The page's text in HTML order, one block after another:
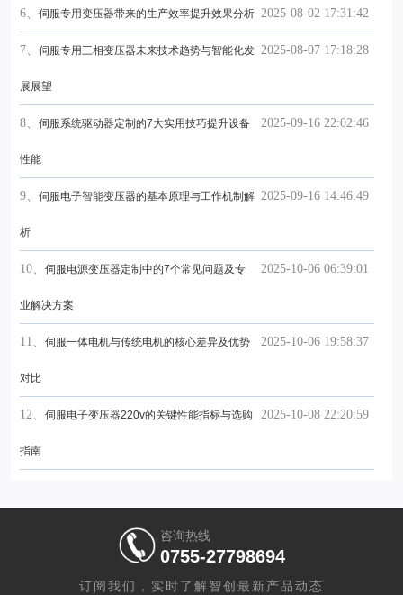
2025-08-02 17:31:42
6、 伺服专用变压器带来的生产效率提升效果分析
2025-08-07 17:18:28
7、 伺服专用三相变压器未来技术趋势与智能化发
展展望
2025-09-16 22:02:46
8、 伺服系统驱动器定制的7大实用技巧提升设备
性能
2025-09-16 14:46:49
9、 伺服电子智能变压器的基本原理与工作机制解
析
2025-10-06 06:39:01
10、 伺服电源变压器定制中的7个常见问题及专
业解决方案
2025-10-06 19:58:37
11、 伺服一体电机与传统电机的核心差异及优势
对比
2025-10-08 22:20:59
12、 伺服电子变压器220v的关键性能指标与选购
指南
咨询热线
0755-27798694
订阅我们，实时了解智创最新产品动态